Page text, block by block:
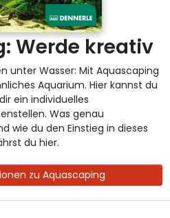
Werde kreativ
unter Wasser: Mit Aquascaping
Aquarium. Hier kannst du
ein individuelles
Was genau
wie du den Einstieg in dieses
du hier.
zu Aquascaping